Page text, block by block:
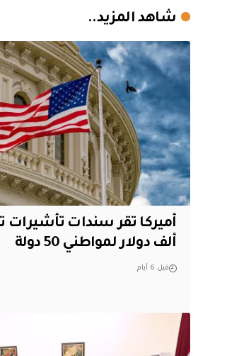
شاهد المزيد..
ألف دولار لمواطني 50 دولة
قبل 6 أيام